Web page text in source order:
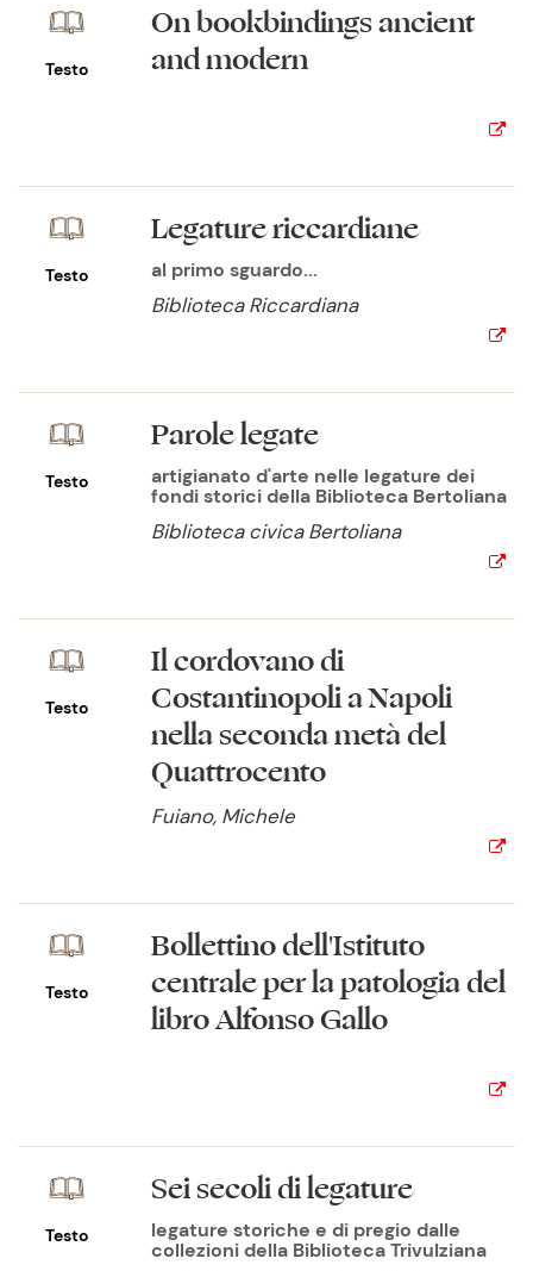
Testo
On bookbindings ancient
and modern
Testo
Legature riccardiane
al primo sguardo...
Biblioteca Riccardiana
Testo
Parole legate
artigianato d'arte nelle legature dei
fondi storici della Biblioteca Bertoliana
Biblioteca civica Bertoliana
Testo
Il cordovano di
Costantinopoli a Napoli
nella seconda metà del
Quattrocento
Fuiano, Michele
Testo
Bollettino dell'Istituto
centrale per la patologia del
libro Alfonso Gallo
Testo
Sei secoli di legature
legature storiche e di pregio dalle
collezioni della Biblioteca Trivulziana